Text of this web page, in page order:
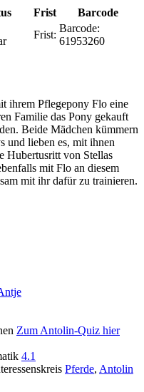
Frist
Barcode
Frist:
Barcode:
61953260
ihrem Pflegepony Flo eine
Familie das Pony gekauft
Beide Mädchen kümmern
und lieben es, mit ihnen
Hubertusritt von Stellas
mit Flo an diesem
mit ihr dafür zu trainieren.
Zum Antolin-Quiz hier
4.1
Pferde, Antolin